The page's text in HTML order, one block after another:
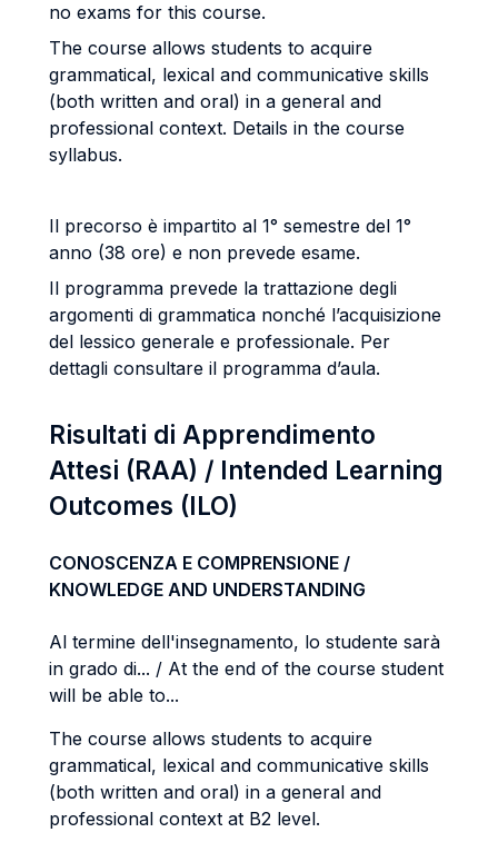
no exams for this course.
The course allows students to acquire
grammatical, lexical and communicative skills
(both written and oral) in a general and
professional context. Details in the course
syllabus.
Il precorso è impartito al 1° semestre del 1°
anno (38 ore) e non prevede esame.
Il programma prevede la trattazione degli
argomenti di grammatica nonché l’acquisizione
del lessico generale e professionale. Per
dettagli consultare il programma d’aula.
Risultati di Apprendimento
Attesi (RAA) / Intended Learning
Outcomes (ILO)
CONOSCENZA E COMPRENSIONE /
KNOWLEDGE AND UNDERSTANDING
Al termine dell'insegnamento, lo studente sarà
in grado di... / At the end of the course student
will be able to...
The course allows students to acquire
grammatical, lexical and communicative skills
(both written and oral) in a general and
professional context at B2 level.